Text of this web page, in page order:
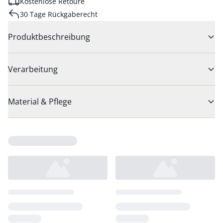
30 Tage Rückgaberecht
Produktbeschreibung
Verarbeitung
Material & Pflege